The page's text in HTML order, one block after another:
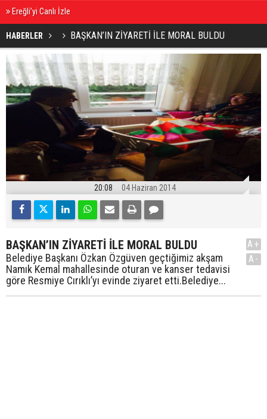
Ereğli’yi Canlı İzle
HABERLER BAŞKAN’IN ZİYARETİ İLE MORAL BULDU
20:08 04 Haziran 2014
BAŞKAN’IN ZİYARETİ İLE MORAL BULDU
Belediye Başkanı Özkan Özgüven geçtiğimiz akşam
Namık Kemal mahallesinde oturan ve kanser tedavisi
göre Resmiye Cırıklı’yı evinde ziyaret etti.Belediye...
A+
A-